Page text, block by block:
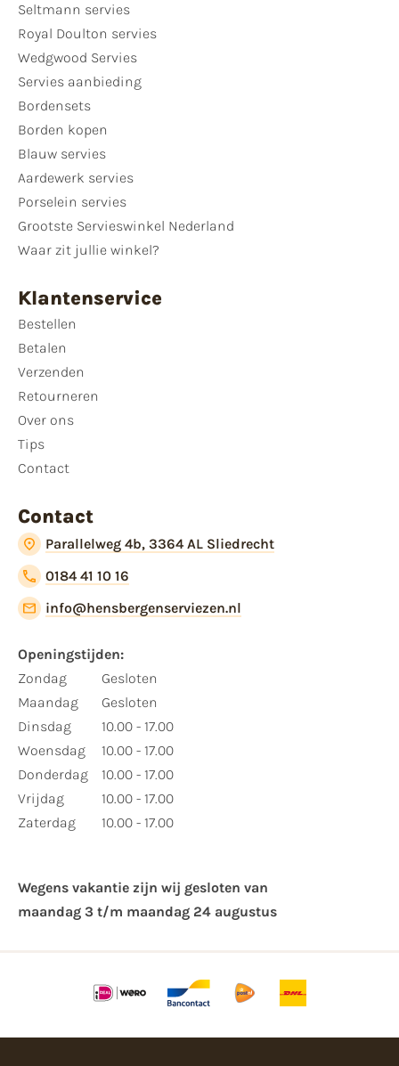
Seltmann servies
Royal Doulton servies
Wedgwood Servies
Servies aanbieding
Bordensets
Borden kopen
Blauw servies
Aardewerk servies
Porselein servies
Grootste Servieswinkel Nederland
Waar zit jullie winkel?
Klantenservice
Bestellen
Betalen
Verzenden
Retourneren
Over ons
Tips
Contact
Contact
Parallelweg 4b, 3364 AL Sliedrecht
0184 41 10 16
info@hensbergenserviezen.nl
Openingstijden:
Zondag
Maandag
Dinsdag
Woensdag
Donderdag
Vrijdag
Zaterdag
Gesloten
Gesloten
10.00 - 17.00
10.00 - 17.00
10.00 - 17.00
10.00 - 17.00
10.00 - 17.00
Wegens vakantie zijn wij gesloten van ​
maandag 3 t/m maandag 24 augustus